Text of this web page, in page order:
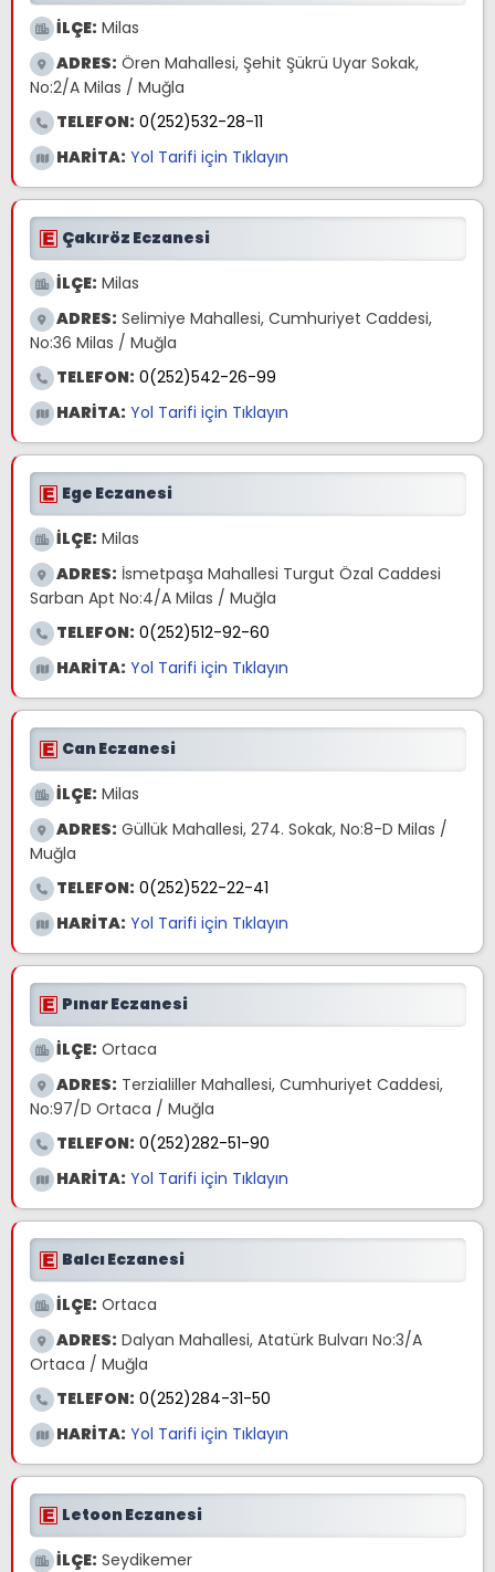
İLÇE: Milas
ADRES: Ören Mahallesi, Şehit Şükrü Uyar Sokak,
No:2/A Milas / Muğla
TELEFON: 0(252)532-28-11
HARİTA: Yol Tarifi için Tıklayın
Çakıröz Eczanesi
İLÇE: Milas
ADRES: Selimiye Mahallesi, Cumhuriyet Caddesi,
No:36 Milas / Muğla
TELEFON: 0(252)542-26-99
HARİTA: Yol Tarifi için Tıklayın
Ege Eczanesi
İLÇE: Milas
ADRES: İsmetpaşa Mahallesi Turgut Özal Caddesi
Sarban Apt No:4/A Milas / Muğla
TELEFON: 0(252)512-92-60
HARİTA: Yol Tarifi için Tıklayın
Can Eczanesi
İLÇE: Milas
ADRES: Güllük Mahallesi, 274. Sokak, No:8-D Milas /
Muğla
TELEFON: 0(252)522-22-41
HARİTA: Yol Tarifi için Tıklayın
Pınar Eczanesi
İLÇE: Ortaca
ADRES: Terzialiller Mahallesi, Cumhuriyet Caddesi,
No:97/D Ortaca / Muğla
TELEFON: 0(252)282-51-90
HARİTA: Yol Tarifi için Tıklayın
Balcı Eczanesi
İLÇE: Ortaca
ADRES: Dalyan Mahallesi, Atatürk Bulvarı No:3/A
Ortaca / Muğla
TELEFON: 0(252)284-31-50
HARİTA: Yol Tarifi için Tıklayın
Letoon Eczanesi
İLÇE: Seydikemer